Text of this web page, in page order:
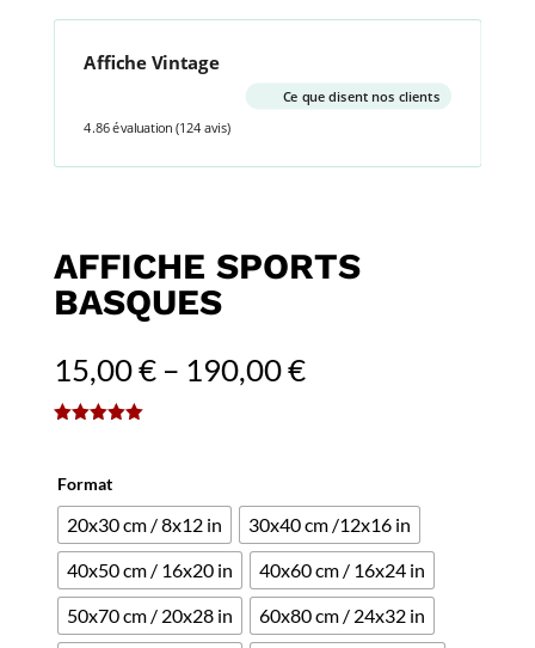
Affiche Vintage
Ce que disent nos clients
4.86 évaluation (124 avis)
AFFICHE SPORTS
BASQUES
15,00€– 190,00€
notation
client
Format
20x30 cm / 8x12 in
30x40 cm /12x16 in
40x50 cm / 16x20 in
40x60 cm / 16x24 in
50x70 cm / 20x28 in
60x80 cm / 24x32 in